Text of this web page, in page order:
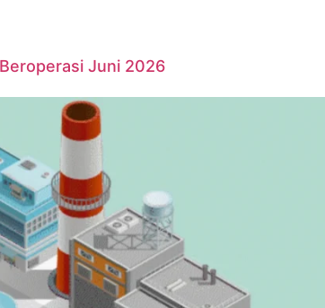
Juni 2026